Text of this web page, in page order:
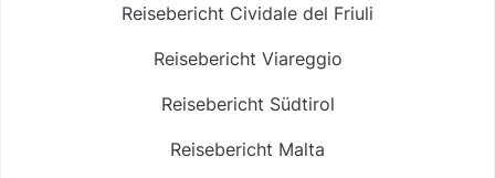
Reisebericht Cividale del Friuli
Reisebericht Viareggio
Reisebericht Südtirol
Reisebericht Malta